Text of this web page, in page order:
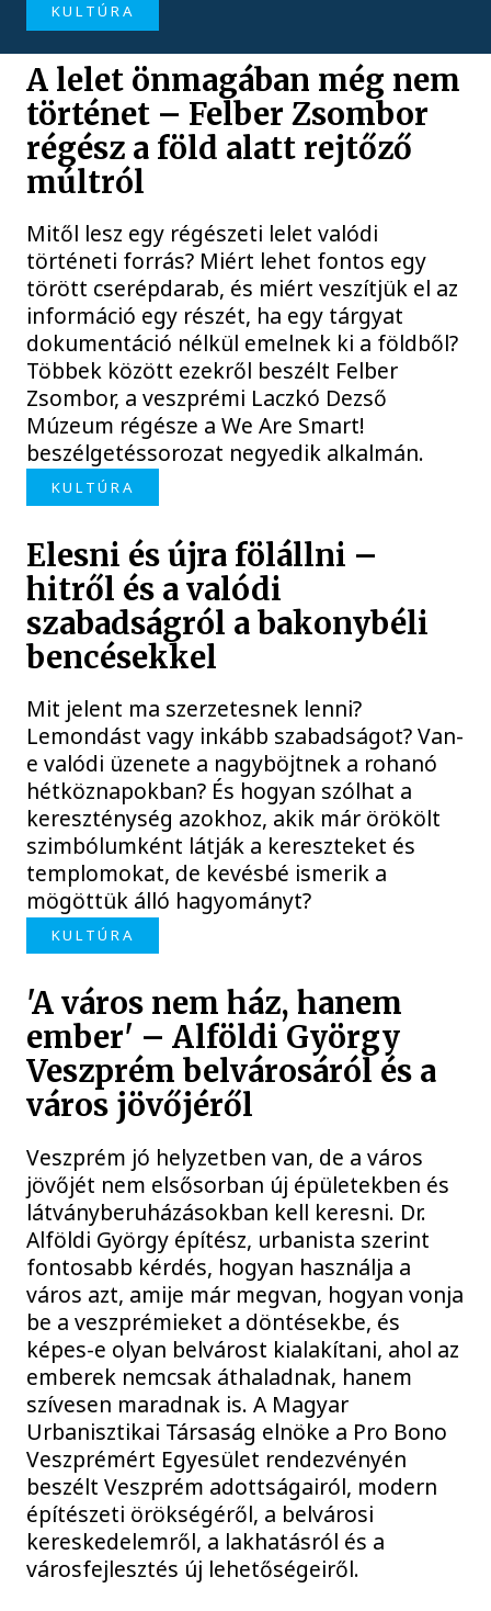
KULTÚRA
A lelet önmagában még nem
történet – Felber Zsombor
régész a föld alatt rejtőző
múltról
Mitől lesz egy régészeti lelet valódi
történeti forrás? Miért lehet fontos egy
törött cserépdarab, és miért veszítjük el az
információ egy részét, ha egy tárgyat
dokumentáció nélkül emelnek ki a földből?
Többek között ezekről beszélt Felber
Zsombor, a veszprémi Laczkó Dezső
Múzeum régésze a We Are Smart!
beszélgetéssorozat negyedik alkalmán.
KULTÚRA
Elesni és újra fölállni –
hitről és a valódi
szabadságról a bakonybéli
bencésekkel
Mit jelent ma szerzetesnek lenni?
Lemondást vagy inkább szabadságot? Van-
e valódi üzenete a nagyböjtnek a rohanó
hétköznapokban? És hogyan szólhat a
kereszténység azokhoz, akik már örökölt
szimbólumként látják a kereszteket és
templomokat, de kevésbé ismerik a
mögöttük álló hagyományt?
KULTÚRA
'A város nem ház, hanem
ember' – Alföldi György
Veszprém belvárosáról és a
város jövőjéről
Veszprém jó helyzetben van, de a város
jövőjét nem elsősorban új épületekben és
látványberuházásokban kell keresni. Dr.
Alföldi György építész, urbanista szerint
fontosabb kérdés, hogyan használja a
város azt, amije már megvan, hogyan vonja
be a veszprémieket a döntésekbe, és
képes-e olyan belvárost kialakítani, ahol az
emberek nemcsak áthaladnak, hanem
szívesen maradnak is. A Magyar
Urbanisztikai Társaság elnöke a Pro Bono
Veszprémért Egyesület rendezvényén
beszélt Veszprém adottságairól, modern
építészeti örökségéről, a belvárosi
kereskedelemről, a lakhatásról és a
városfejlesztés új lehetőségeiről.